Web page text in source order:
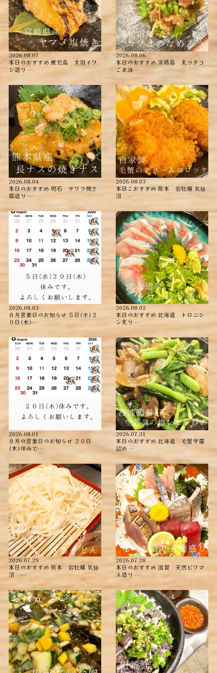
2026.08.07
本日のおすすめ ︎鹿児島 大羽イワ
シ造り …
2026.08.06
本日のおすすめ ︎淡路島 炙りタコ
ごま油…
2026.08.04
本日のおすすめ ︎明石 サワラ焼き
霜造り …
2026.08.03
本日こおすすめ ︎熊本 岩牡蠣 ︎気仙
沼 …
2026.08.03
８月営業日のお知らせ ５日(水)２
０日(木)…
2026.08.02
本日のおすすめ ︎北海道 トロニシ
ン炙り …
2026.08.01
８月の営業日のお知らせ ２０日
(木)休みで…
2026.07.31
本日のおすすめ ︎北海道 毛蟹甲羅
詰め ︎…
2026.07.29
本日のおすすめ ︎熊本 岩牡蠣 ︎気仙
沼 …
2026.07.28
本日のおすすめ ︎滋賀 天然ビワマ
ス造り …